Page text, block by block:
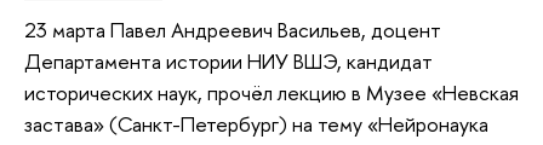
23 марта Павел Андреевич Васильев, доцент
Департамента истории НИУ ВШЭ, кандидат
исторических наук, прочёл лекцию в Музее «Невская
застава» (Санкт-Петербург) на тему «Нейронаука